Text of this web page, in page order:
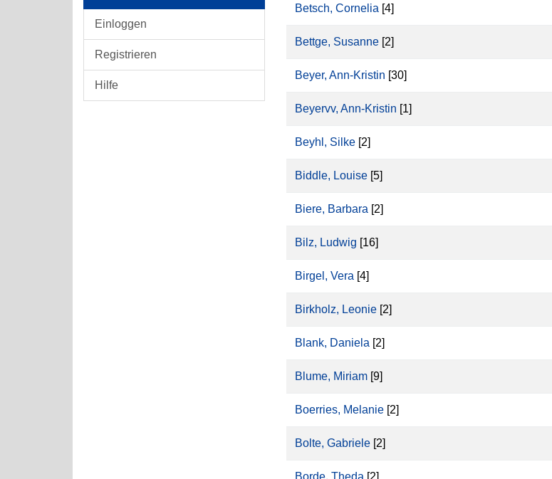
Einloggen
Registrieren
Hilfe
Betsch, Cornelia [4]
Bettge, Susanne [2]
Beyer, Ann-Kristin [30]
Beyervv, Ann-Kristin [1]
Beyhl, Silke [2]
Biddle, Louise [5]
Biere, Barbara [2]
Bilz, Ludwig [16]
Birgel, Vera [4]
Birkholz, Leonie [2]
Blank, Daniela [2]
Blume, Miriam [9]
Boerries, Melanie [2]
Bolte, Gabriele [2]
Borde, Theda [2]